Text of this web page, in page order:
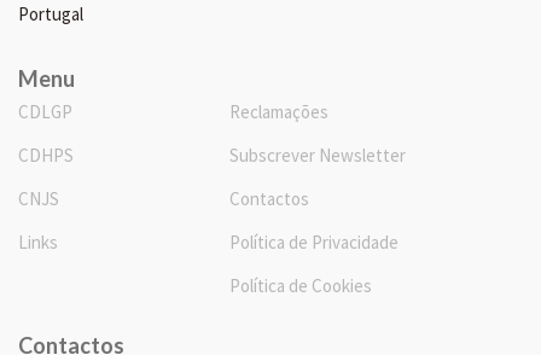
Portugal
Menu
CDLGP
CDHPS
CNJS
Links
Reclamações
Subscrever Newsletter
Contactos
Política de Privacidade
Política de Cookies
Contactos